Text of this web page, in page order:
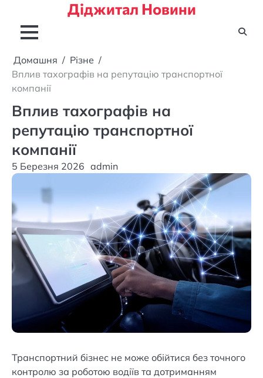
вмісту
Діджитал Новини
Домашня
Різне
Вплив тахографів на репутацію транспортної
компанії
Вплив тахографів на
репутацію транспортної
компанії
5 Березня 2026 admin
Транспортний бізнес не може обійтися без точного
контролю за роботою водіїв та дотриманням